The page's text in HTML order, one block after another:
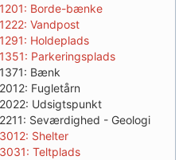
i diverse løsninger
1201: Borde-bænke
1222: Vandpost
1291: Holdeplads
1351: Parkeringsplads
1371: Bænk
2012: Fugletårn
2022: Udsigtspunkt
2211: Seværdighed - Geologi
3012: Shelter
3031: Teltplads